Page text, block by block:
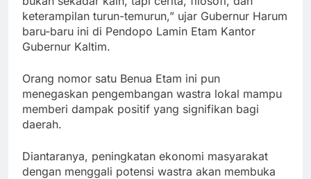
keterampilan turun-temurun,” ujar Gubernur Harum
baru-baru ini di Pendopo Lamin Etam Kantor
Gubernur Kaltim.
Orang nomor satu Benua Etam ini pun
menegaskan pengembangan wastra lokal mampu
memberi dampak positif yang signifikan bagi
daerah.
Diantaranya, peningkatan ekonomi masyarakat
dengan menggali potensi wastra akan membuka